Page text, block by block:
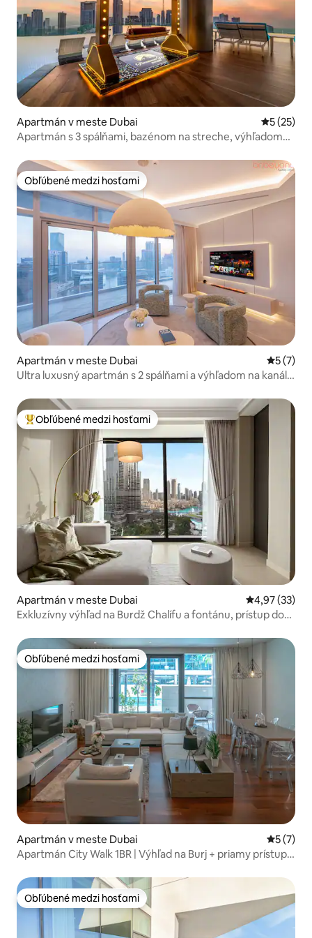
Apartmán v meste Dubai
5 (25)
Apartmán s 3 spálňami, bazénom na streche, výhľadom
Obľúbené medzi hosťami
Obľúbené medzi hosťami
Apartmán v meste Dubai
5 (7)
Ultra luxusný apartmán s 2 spálňami a výhľadom na kanál –
Najobľúbenejšie medzi hosťami
Obľúbené medzi hosťami
Apartmán v meste Dubai Priemerné
4,97 (33)
Exkluzívny výhľad na Burdž Chalífu a fontánu, prístup do
Obľúbené medzi hosťami
Obľúbené medzi hosťami
Apartmán v meste Dubai
5 (7)
Apartmán City Walk 1BR | Výhľad na Burj + priamy prístup k
Obľúbené medzi hosťami
Obľúbené medzi hosťami